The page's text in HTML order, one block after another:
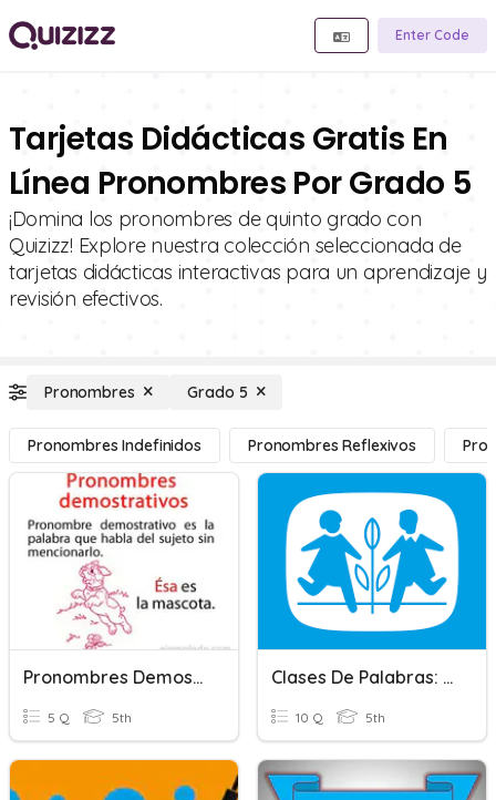
Enter Code
Tarjetas Didácticas Gratis En
Línea Pronombres Por Grado 5
¡Domina los pronombres de quinto grado con
Quizizz! Explore nuestra colección seleccionada de
tarjetas didácticas interactivas para un aprendizaje y
revisión efectivos.
Pronombres Grado 5
Pronombres Indefinidos Pronombres Reflexivos
Pronombres Demostrativos.
5 Q 5th
Clases De Palabras: Pronombres Demostrativos Y Posesivos.
10 Q 5th